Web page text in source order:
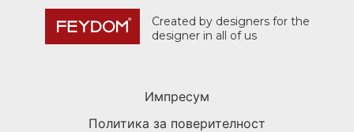
Created by designers for the
designer in all of us
Импресум
Политика за поверителност